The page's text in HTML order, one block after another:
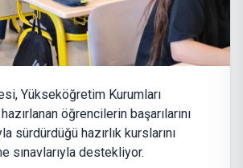
Yükseköğretim Kurumları
hazırlanan öğrencilerin başarılarını
sürdürdüğü hazırlık kurslarını
sınavlarıyla destekliyor.